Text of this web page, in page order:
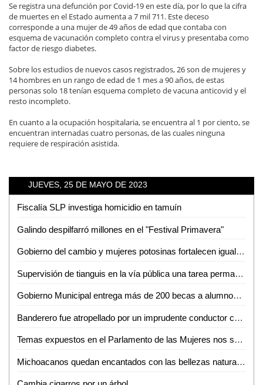
Se registra una defunción por Covid-19 en este día, por lo que la cifra
de muertes en el Estado aumenta a 7 mil 711. Este deceso
corresponde a una mujer de 49 años de edad que contaba con
esquema de vacunación completo contra el virus y presentaba como
factor de riesgo diabetes.
Sobre los estudios de nuevos casos registrados, 26 son de mujeres y
14 hombres en un rango de edad de 1 mes a 90 años, de estas
personas solo 18 tenían esquema completo de vacuna anticovid y el
resto incompleto.
En cuanto a la ocupación hospitalaria, se encuentra al 1 por ciento, se
encuentran internadas cuatro personas, de las cuales ninguna
requiere de respiración asistida.
JUEVES, 25 DE MAYO DE 2023
Fiscalía SLP investiga homicidio en tamuín
Galindo despilfarró millones en el "Festival Primavera"
Gobierno del cambio y mujeres potosinas fortalecen igualdad
Supervisión de tianguis en la vía pública una tarea permanente de la dirección de Comercio del ayuntamiento de San Luis Potosí
Gobierno Municipal entrega más de 200 becas a alumnos del Tecnológico de Ciudad Valles
Banderero fue atropellado por un imprudente conductor cerca de Cemex
Temas expuestos en el Parlamento de las Mujeres nos servirán para legislar: Bernarda Reyes
Michoacanos quedan encantados con las bellezas naturales de la Huasteca Potosina